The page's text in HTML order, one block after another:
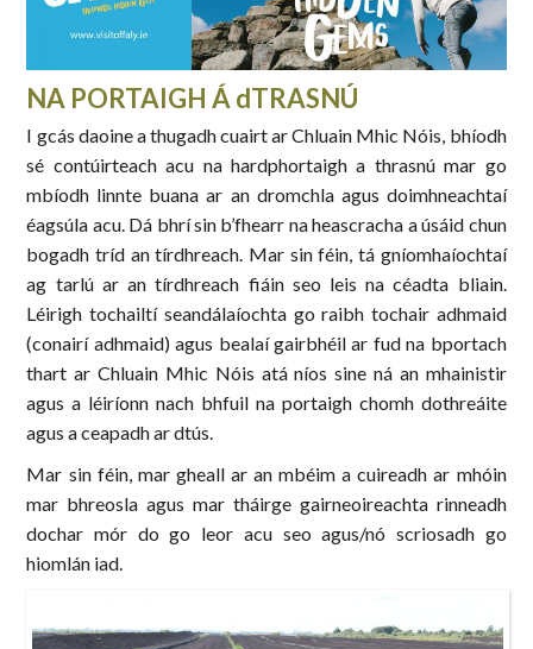
NA PORTAIGH Á dTRASNÚ
I gcás daoine a thugadh cuairt ar Chluain Mhic Nóis, bhíodh
sé contúirteach acu na hardphortaigh a thrasnú mar go
mbíodh linnte buana ar an dromchla agus doimhneachtaí
éagsúla acu. Dá bhrí sin b’fhearr na heascracha a úsáid chun
bogadh tríd an tírdhreach. Mar sin féin, tá gníomhaíochtaí
ag tarlú ar an tírdhreach fiáin seo leis na céadta bliain.
Léirigh tochailtí seandálaíochta go raibh tochair adhmaid
(conairí adhmaid) agus bealaí gairbhéil ar fud na bportach
thart ar Chluain Mhic Nóis atá níos sine ná an mhainistir
agus a léiríonn nach bhfuil na portaigh chomh dothreáite
agus a ceapadh ar dtús.
Mar sin féin, mar gheall ar an mbéim a cuireadh ar mhóin
mar bhreosla agus mar tháirge gairneoireachta rinneadh
dochar mór do go leor acu seo agus/nó scriosadh go
hiomlán iad.